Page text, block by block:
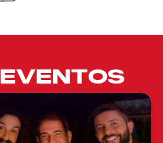
EVENTOS